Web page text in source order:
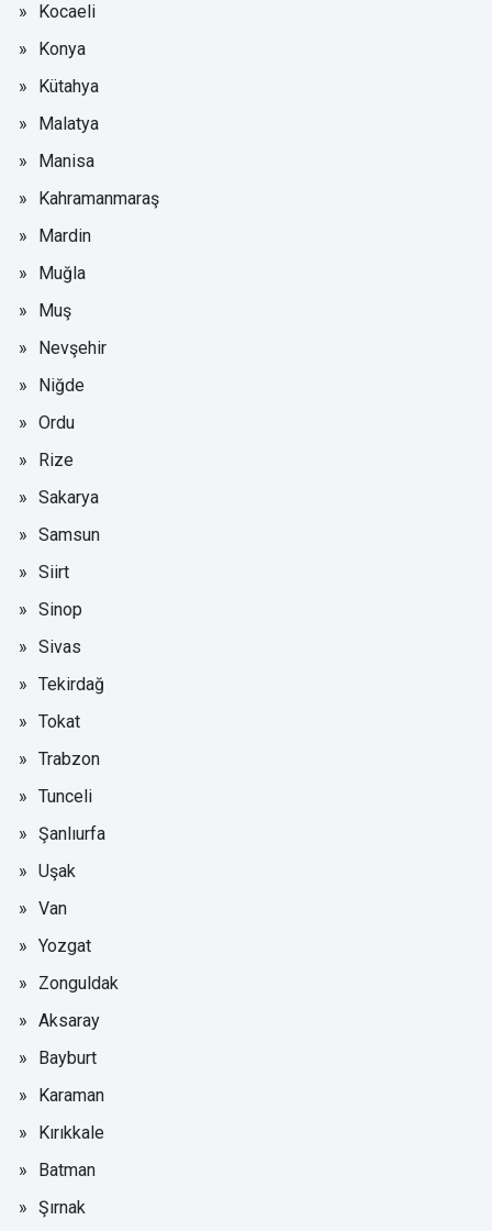
Kocaeli
Konya
Kütahya
Malatya
Manisa
Kahramanmaraş
Mardin
Muğla
Muş
Nevşehir
Niğde
Ordu
Rize
Sakarya
Samsun
Siirt
Sinop
Sivas
Tekirdağ
Tokat
Trabzon
Tunceli
Şanlıurfa
Uşak
Van
Yozgat
Zonguldak
Aksaray
Bayburt
Karaman
Kırıkkale
Batman
Şırnak